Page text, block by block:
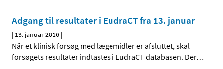
Adgang til resultater i EudraCT fra 13. januar
| 13. januar 2016 |
Når et klinisk forsøg med lægemidler er afsluttet, skal
forsøgets resultater indtastes i EudraCT databasen. Der…